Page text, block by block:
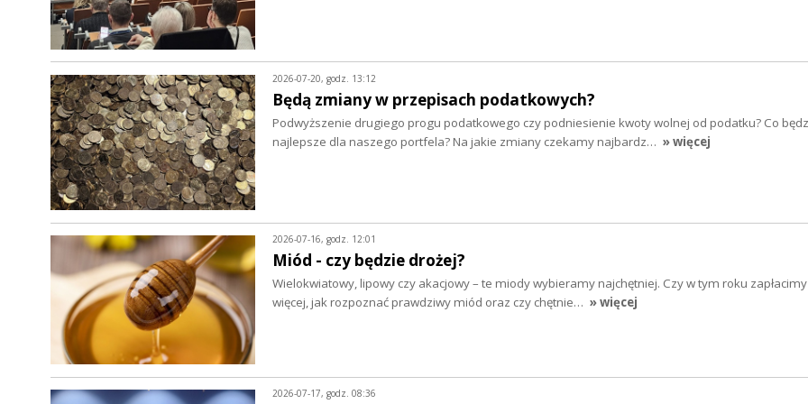
2026-07-20, godz. 13:12
Będą zmiany w przepisach podatkowych?
Podwyższenie drugiego progu podatkowego czy podniesienie kwoty wolnej od podatku? Co
najlepsze dla naszego portfela? Na jakie zmiany czekamy najbardz… » więcej
2026-07-16, godz. 12:01
Miód - czy będzie drożej?
Wielokwiatowy, lipowy czy akacjowy – te miody wybieramy najchętniej. Czy w tym roku
więcej, jak rozpoznać prawdziwy miód oraz czy chętnie… » więcej
2026-07-17, godz. 08:36